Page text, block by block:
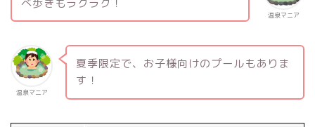
温泉マニア
温泉マニア
夏季限定で、お子様向けのプールもありま
す！